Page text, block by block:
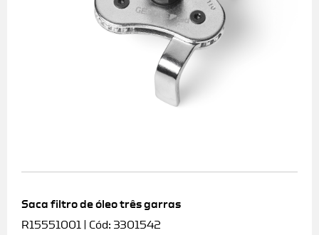
Saca filtro de óleo três garras
R15551001 | Cód: 3301542